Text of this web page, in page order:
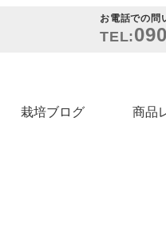
お電話での問
TEL:
栽培ブログ 商品